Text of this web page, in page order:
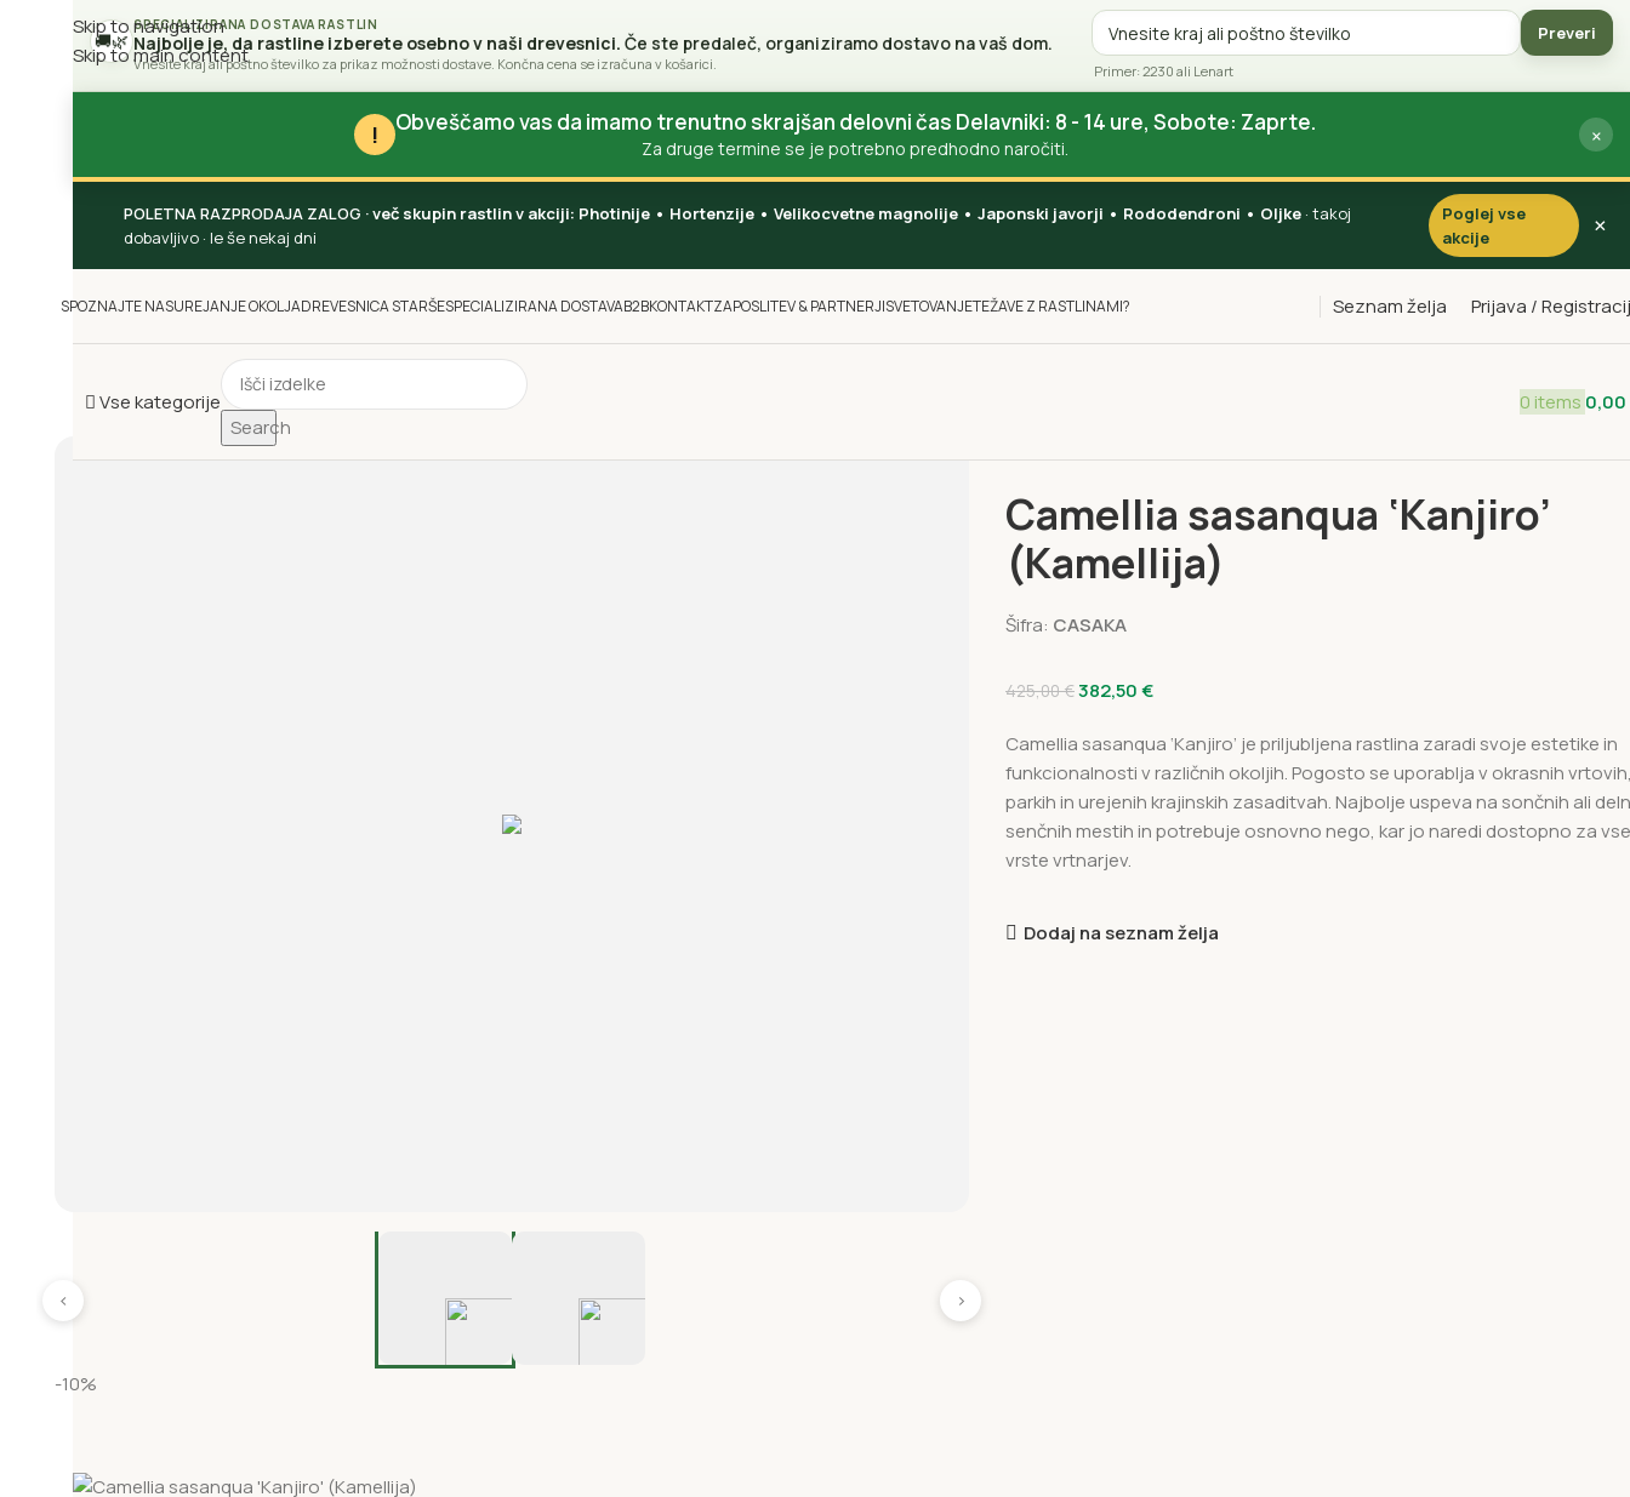
🚚🌿
SPECIALIZIRANA DOSTAVA RASTLIN
Najbolje je, da rastline izberete osebno v naši drevesnici. Če ste predaleč, organiziramo dostavo na vaš dom.
Vnesite kraj ali poštno številko za prikaz možnosti dostave. Končna cena se izračuna v košarici.
Preveri
Primer: 2230 ali Lenart
! Obveščamo vas da imamo trenutno skrajšan delovni čas Delavniki: 8 - 14 ure, Sobote: Zaprte.
Za druge termine se je potrebno predhodno naročiti. ×
POLETNA RAZPRODAJA ZALOG · več skupin rastlin v akciji: Photinije • Hortenzije • Velikocvetne magnolije • Japonski javorji • Rododendroni • Oljke · takoj
dobavljivo · le še nekaj dni
Poglej vse
akcije
×
Skip to navigation
Skip to main content
SPOZNAJTE NASUREJANJE OKOLJADREVESNICA STARŠESPECIALIZIRANA DOSTAVAB2BKONTAKTZAPOSLITEV & PARTNERJISVETOVANJETEŽAVE Z RASTLINAMI? Seznam želja Prijava /
Vse kategorije
Search
0 items 0,00
‹ ›
-10%
Camellia sasanqua ‘Kanjiro’
(Kamellija)
Šifra: CASAKA
425,00€382,50€
Camellia sasanqua ‘Kanjiro’ je priljubljena rastlina zaradi svoje estetike in
funkcionalnosti v različnih okoljih. Pogosto se uporablja v okrasnih
parkih in urejenih krajinskih zasaditvah. Najbolje uspeva na sončnih ali
senčnih mestih in potrebuje osnovno nego, kar jo naredi dostopno za vse
vrste vrtnarjev.
Dodaj na seznam želja